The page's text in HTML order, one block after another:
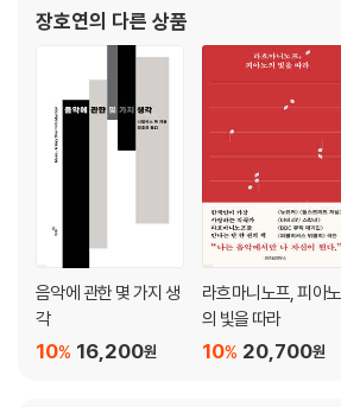
『말년의 양식에 관하여』, 『에릭
장호연의 다른 상품
음악에 관한 몇 가지 생
각
16,200원
10%
라흐마니노프, 피아노
의 빛을 따라
20,700원
10%